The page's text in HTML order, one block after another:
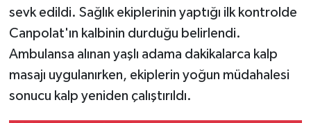
sevk edildi. Sağlık ekiplerinin yaptığı ilk kontrolde
Canpolat'ın kalbinin durduğu belirlendi.
Ambulansa alınan yaşlı adama dakikalarca kalp
masajı uygulanırken, ekiplerin yoğun müdahalesi
sonucu kalp yeniden çalıştırıldı.